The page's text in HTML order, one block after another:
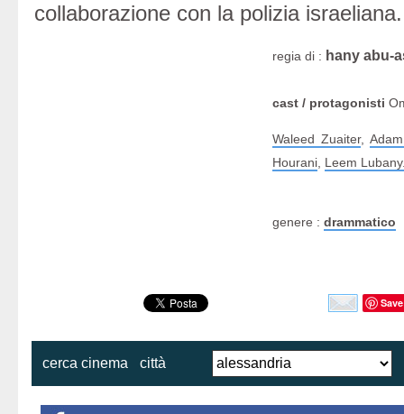
collaborazione con la polizia israeliana.
regia di : hany abu-
cast / protagonisti
Waleed Zuaiter,
Hourani Leem
genere : drammatico
Save
cerca cinema città